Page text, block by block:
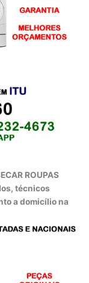
ROUPAS
técnicos
a domicílio na